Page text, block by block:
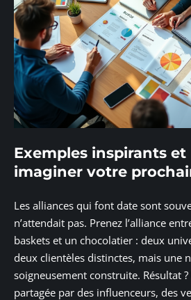
Exemples inspirants
imaginer votre
Les alliances qui font date sont
n’attendait pas. Prenez l’alliance
baskets et un chocolatier : deux
deux clientèles distinctes, mais une
soigneusement construite. Résultat
partagée par des influenceurs, des